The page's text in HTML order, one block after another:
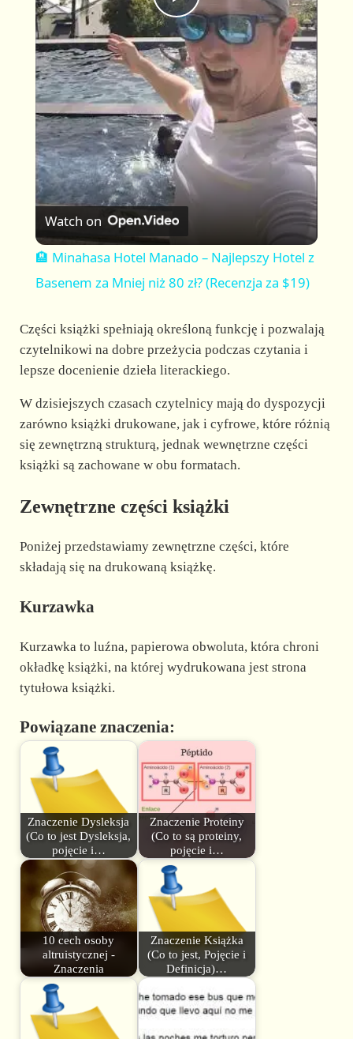
P
l
a
y
V
i
e
o
Watch on
🏨 Minahasa Hotel Manado – Najlepszy Hotel z
Basenem za Mniej niż 80 zł? (Recenzja za $19)
Części książki spełniają określoną funkcję i pozwalają
czytelnikowi na dobre przeżycia podczas czytania i
lepsze docenienie dzieła literackiego.
W dzisiejszych czasach czytelnicy mają do dyspozycji
zarówno książki drukowane, jak i cyfrowe, które różnią
się zewnętrzną strukturą, jednak wewnętrzne części
książki są zachowane w obu formatach.
Zewnętrzne części książki
Poniżej przedstawiamy zewnętrzne części, które
składają się na drukowaną książkę.
Kurzawka
Kurzawka to luźna, papierowa obwoluta, która chroni
okładkę książki, na której wydrukowana jest strona
tytułowa książki.
Powiązane znaczenia:
Znaczenie Dysleksja
(Co to jest Dysleksja,
pojęcie i…
Znaczenie Proteiny
(Co to są proteiny,
pojęcie i…
10 cech osoby
altruistycznej -
Znaczenia
Znaczenie Książka
(Co to jest, Pojęcie i
Definicja)…